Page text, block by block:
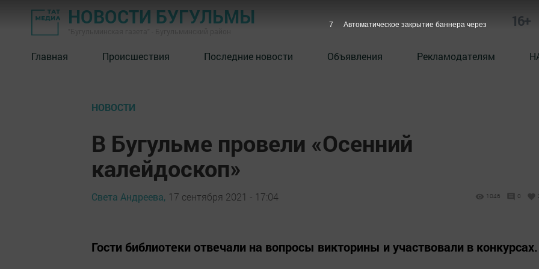
НОВОСТИ БУГУЛЬМЫ 16+
Главная Происшествия Последние новости Объявления Рекламодателям
НОВОСТИ
В Бугульме провели «Осенний
калейдоскоп»
Света Андреева, 17 сентября 2021 - 17:04 1046 0
Гости библиотеки отвечали на вопросы викторины и участвовали в конкурсах.
6 Автоматическое закрытие баннера через